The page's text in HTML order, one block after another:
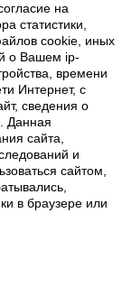
на
статистики,
cookie, иных
о Вашем ip-
времени
Интернет, с
сведения о
Данная
сайта,
и
сайтом,
в браузере или